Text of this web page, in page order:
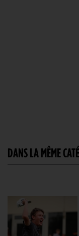
DANS LA MÊME